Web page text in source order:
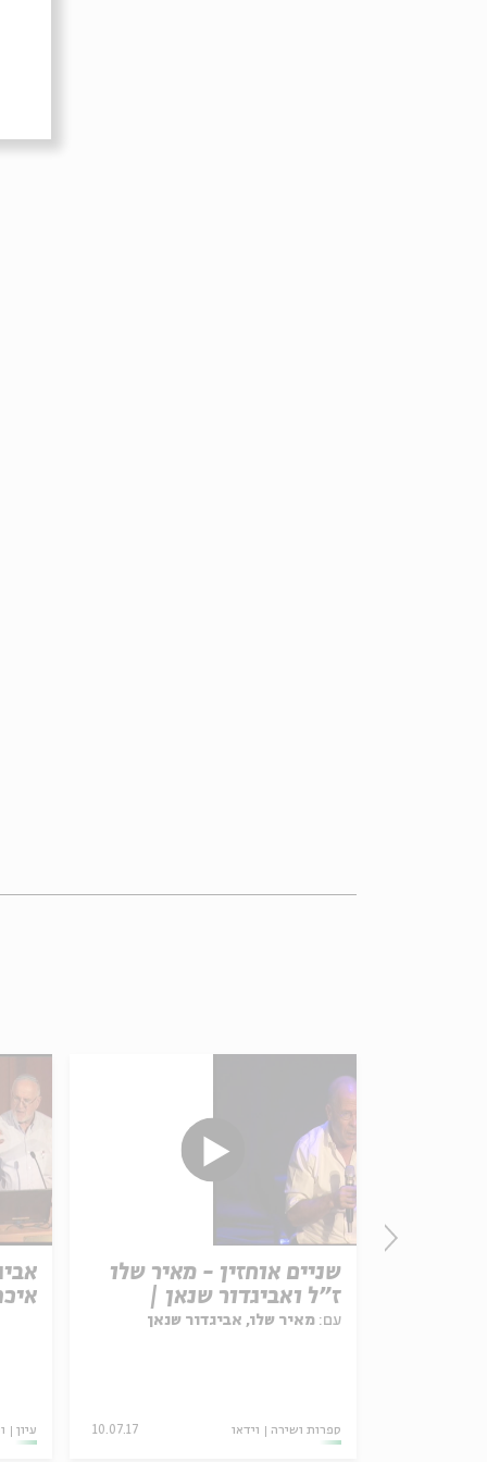
עיון
שניים אוחזין - מאיר שלו
ז"ל ואביגדור שנאן |
תקציר האירוע
עם: מאיר שלו, אביגדור שנאן
ספרות ושירה וידאו 10.07.17